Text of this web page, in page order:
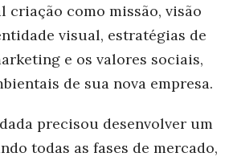
criação como missão, visão
visual, estratégias de
e os valores sociais,
de sua nova empresa.
precisou desenvolver um
todas as fases de mercado,